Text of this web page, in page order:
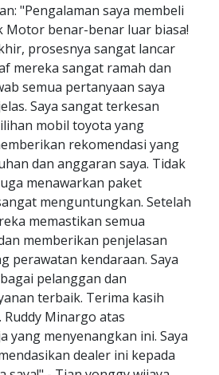
"Pengalaman saya membeli
Motor benar-benar luar biasa!
prosesnya sangat lancar
mereka sangat ramah dan
semua pertanyaan saya
Saya sangat terkesan
mobil toyota yang
rekomendasi yang
dan anggaran saya. Tidak
menawarkan paket
menguntungkan. Setelah
memastikan semua
memberikan penjelasan
perawatan kendaraan. Saya
pelanggan dan
terbaik. Terima kasih
Ruddy Minargo atas
yang menyenangkan ini. Saya
dealer ini kepada